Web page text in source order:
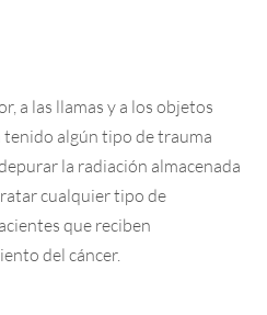
a las llamas y a los objetos
tenido algún tipo de trauma
la radiación almacenada
cualquier tipo de
que reciben
del cáncer.